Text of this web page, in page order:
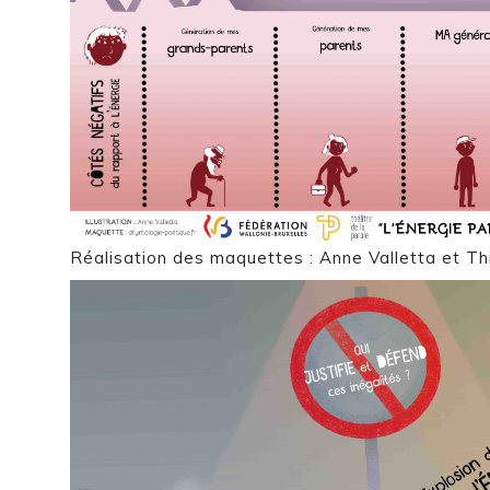
Réalisation des maquettes : Anne Valletta et